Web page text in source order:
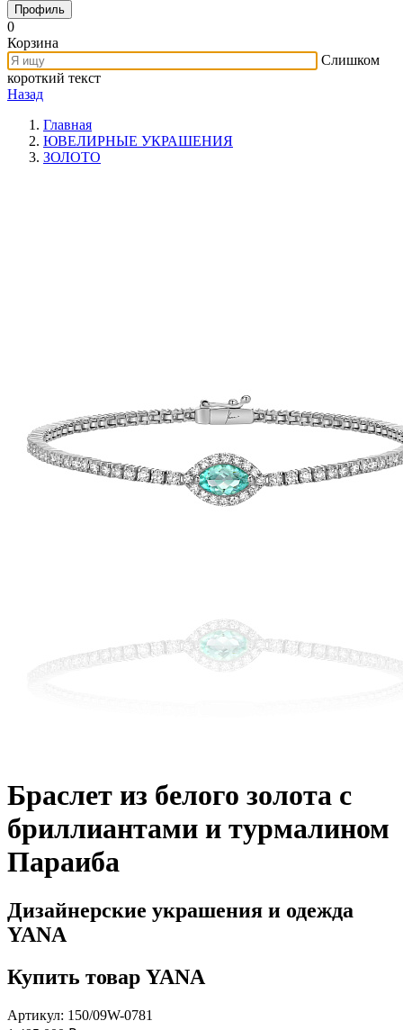
Профиль
0
Корзина
Слишком
короткий текст
Назад
Главная
ЮВЕЛИРНЫЕ УКРАШЕНИЯ
ЗОЛОТО
Браслет из белого золота с
бриллиантами и турмалином
Параиба
Дизайнерские украшения и одежда
YANA
Купить товар YANA
Артикул: 150/09W-0781